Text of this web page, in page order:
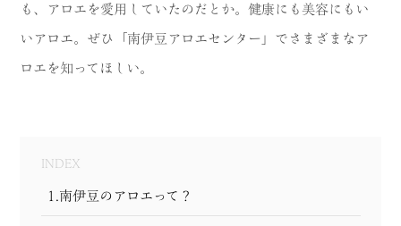
MODEL COURSE
EVENT
COLUMN
も、アロエを愛用していたのだとか。健康にも美容にもい
いアロエ。ぜひ「南伊豆アロエセンター」でさまざまなア
ロエを知ってほしい。
INDEX
1.南伊豆のアロエって？